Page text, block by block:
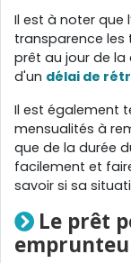
Il est à noter que
transparence
prêt au jour de la
d'un délai de
Il est également
mensualités à
que de la durée
facilement et
savoir si sa
Le prêt